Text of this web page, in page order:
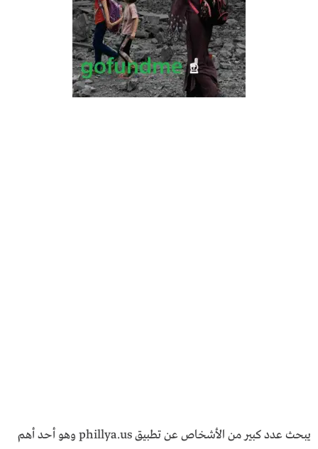
يبحث عدد كبير من الأشخاص عن تطبيق phillya.us وهو أحد أهم